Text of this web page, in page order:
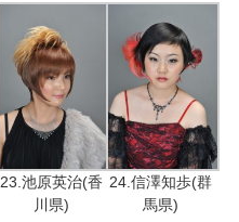
23.池原英治(香
川県)
24.信澤知歩(群
馬県)